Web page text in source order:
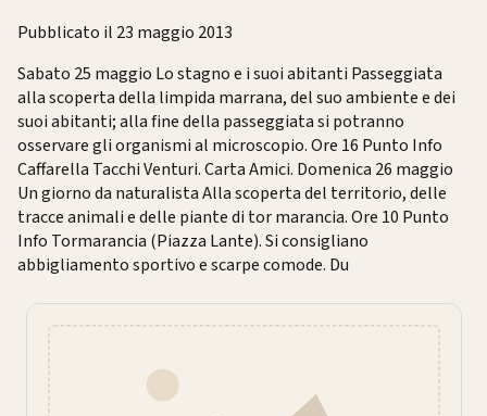
Pubblicato il 23 maggio 2013
Sabato 25 maggio Lo stagno e i suoi abitanti Passeggiata
alla scoperta della limpida marrana, del suo ambiente e dei
suoi abitanti; alla fine della passeggiata si potranno
osservare gli organismi al microscopio. Ore 16 Punto Info
Caffarella Tacchi Venturi. Carta Amici. Domenica 26 maggio
Un giorno da naturalista Alla scoperta del territorio, delle
tracce animali e delle piante di tor marancia. Ore 10 Punto
Info Tormarancia (Piazza Lante). Si consigliano
abbigliamento sportivo e scarpe comode. Du